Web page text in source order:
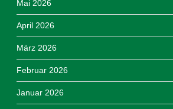
Mai 2026
April 2026
März 2026
Februar 2026
Januar 2026